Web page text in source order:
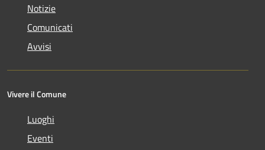
Notizie
Comunicati
Avvisi
Vivere il Comune
Luoghi
Eventi